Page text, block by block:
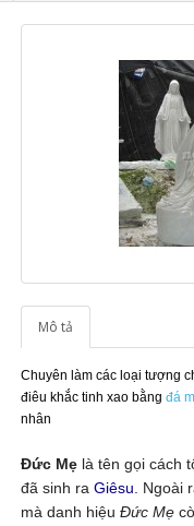
Mô tả
Chuyên làm các loại tượng
điêu khắc tinh xao bằng đá
nhân
Đức Mẹlà tên gọi cách
đã sinh ra Giêsu .
mà danh hiệu Đức Mẹ